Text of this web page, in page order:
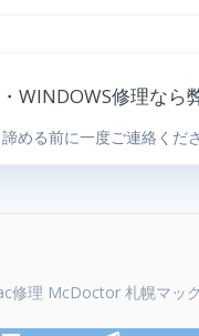
WINDOWS修理なら
諦める前に一度ご連絡くだ
修理 McDoctor 札幌マッ